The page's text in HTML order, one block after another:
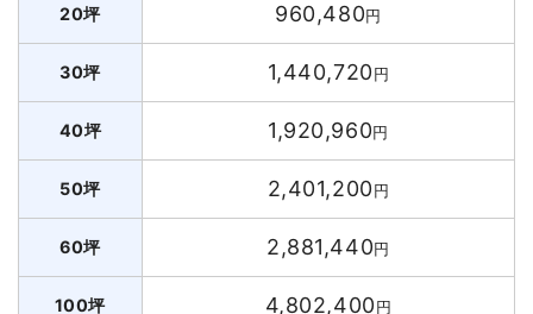
20坪 960,480円
30坪 1,440,720円
40坪 1,920,960円
50坪 2,401,200円
60坪 2,881,440円
100坪 4,802,400円